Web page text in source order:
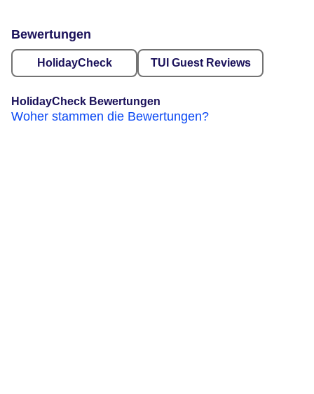
Bewertungen
HolidayCheck TUI Guest Reviews
HolidayCheck Bewertungen
Woher stammen die Bewertungen?